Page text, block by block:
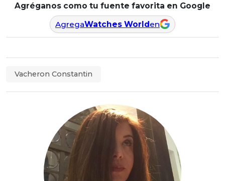
Agréganos como tu fuente favorita en Google
AgregaWatches Worlden
Vacheron Constantin